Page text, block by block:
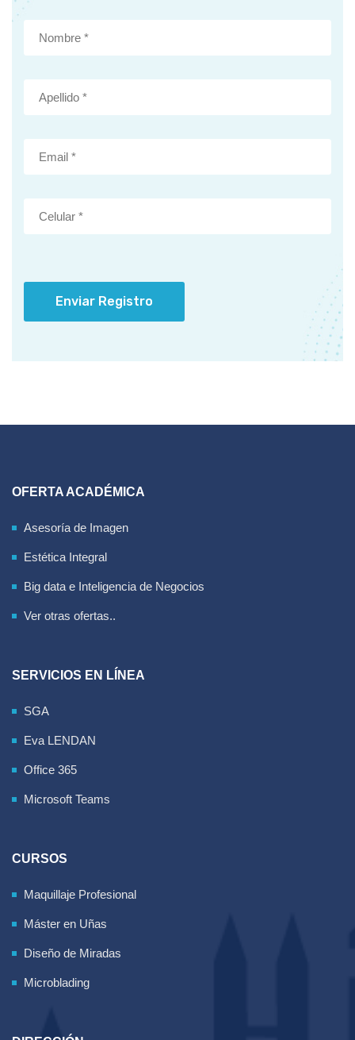
Enviar Registro
OFERTA ACADÉMICA
Asesoría de Imagen
Estética Integral
Big data e Inteligencia de Negocios
Ver otras ofertas..
SERVICIOS EN LÍNEA
SGA
Eva LENDAN
Office 365
Microsoft Teams
CURSOS
Maquillaje Profesional
Máster en Uñas
Diseño de Miradas
Microblading